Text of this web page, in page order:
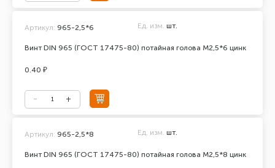
Винт DIN 965 (ГОСТ 17475-80) потайная голова М2,5*6 цинк
Артикул: 965-2,5*6 Ед. изм. шт.
0.40 ₽
Винт DIN 965 (ГОСТ 17475-80) потайная голова М2,5*8 цинк
Артикул: 965-2,5*8 Ед. изм. шт.